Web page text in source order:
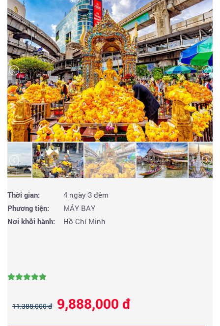
Thời gian:
4 ngày 3 đêm
Phương tiện:
MÁY BAY
Nơi khởi hành:
Hồ Chí Minh
11,388,000 đ 9,888,000 đ